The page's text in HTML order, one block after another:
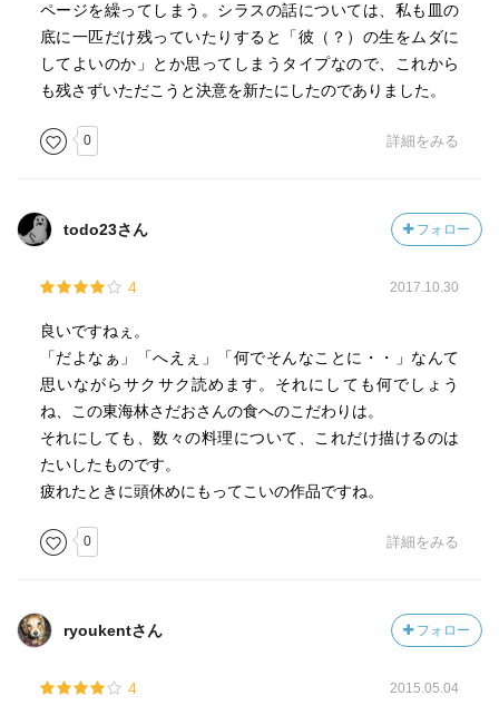
ページを繰ってしまう。シラスの話については、私も皿の
底に一匹だけ残っていたりすると「彼（？）の生をムダに
してよいのか」とか思ってしまうタイプなので、これから
も残さずいただこうと決意を新たにしたのでありました。
0 詳細をみる
todo23さん フォロー
4 2017.10.30
良いですねぇ。
「だよなぁ」「へえぇ」「何でそんなことに・・」なんて
思いながらサクサク読めます。それにしても何でしょう
ね、この東海林さだおさんの食へのこだわりは。
それにしても、数々の料理について、これだけ描けるのは
たいしたものです。
疲れたときに頭休めにもってこいの作品ですね。
0 詳細をみる
ryoukentさん フォロー
4 2015.05.04